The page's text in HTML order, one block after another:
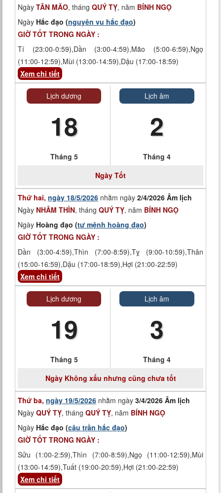
Ngày TÂN MÃO, tháng QUÝ TỴ, năm BÍNH NGỌ
Ngày Hắc đạo (nguyên vu hắc đạo)
GIỜ TỐT TRONG NGÀY :
Tí (23:00-0:59),Dần (3:00-4:59),Mão (5:00-6:59),Ngọ
(11:00-12:59),Mùi (13:00-14:59),Dậu (17:00-18:59)
Xem chi tiết
Lịch dương
18
Tháng 5
Lịch âm
2
Tháng 4
Ngày Tốt
Thứ hai, ngày 18/5/2026 nhằm ngày 2/4/2026 Âm lịch
Ngày NHÂM THÌN, tháng QUÝ TỴ, năm BÍNH NGỌ
Ngày Hoàng đạo (tư mệnh hoàng đạo)
GIỜ TỐT TRONG NGÀY :
Dần (3:00-4:59),Thìn (7:00-8:59),Tỵ (9:00-10:59),Thân
(15:00-16:59),Dậu (17:00-18:59),Hợi (21:00-22:59)
Xem chi tiết
Lịch dương
19
Tháng 5
Lịch âm
3
Tháng 4
NgàyKhông xấu nhưng cũng chưa tốt
Thứ ba, ngày 19/5/2026 nhằm ngày 3/4/2026 Âm lịch
Ngày QUÝ TỴ, tháng QUÝ TỴ, năm BÍNH NGỌ
Ngày Hắc đạo (câu trần hắc đạo)
GIỜ TỐT TRONG NGÀY :
Sửu (1:00-2:59),Thìn (7:00-8:59),Ngọ (11:00-12:59),Mùi
(13:00-14:59),Tuất (19:00-20:59),Hợi (21:00-22:59)
Xem chi tiết